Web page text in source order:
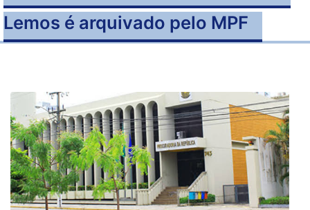
Lemos é arquivado pelo MPF